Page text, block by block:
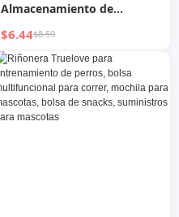
Almacenamiento de
Juguetes, Cesta para
Almacenamiento en Casa,
para Niños, Ropa de Bebé,
Caja de Almacenamiento de
Snacks, Caja de
$6.44$8.59